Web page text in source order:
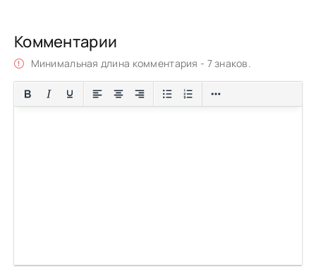
Комментарии
Минимальная длина комментария - 7 знаков.